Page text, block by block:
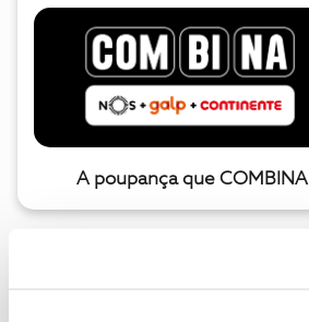
A poupança que COMBINA